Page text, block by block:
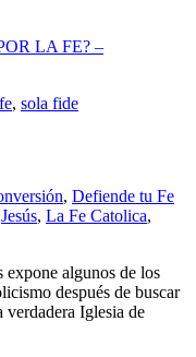
LA FE? –
, sola fide
, Defiende tu Fe
Jesús, La Fe Catolica,
expone algunos de los
después de buscar
Iglesia de